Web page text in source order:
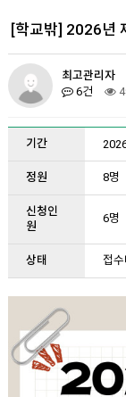
[학교밖] 2026년
최고관리자
6건
기간
정원 8명
신청인
원
6명
상태 접